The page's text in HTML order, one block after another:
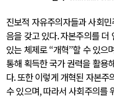
진보적 자유주의자들과 사회
음을 갖고 있다.자본주의를 더
있는 체제로“개혁”할 수 있으
통해 획득한 국가 권력을 활용
다.또한 이렇게 개혁된 자본주
수 있으며,따라서 사회주의를